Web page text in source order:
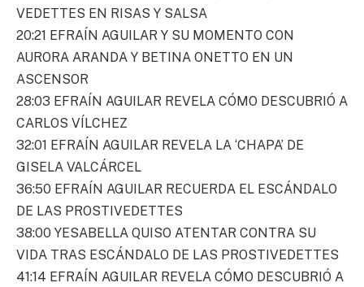
VEDETTES EN RISAS Y SALSA
20:21 EFRAÍN AGUILAR Y SU MOMENTO CON
AURORA ARANDA Y BETINA ONETTO EN UN
ASCENSOR
28:03 EFRAÍN AGUILAR REVELA CÓMO DESCUBRIÓ A
CARLOS VÍLCHEZ
32:01 EFRAÍN AGUILAR REVELA LA ‘CHAPA’ DE
GISELA VALCÁRCEL
36:50 EFRAÍN AGUILAR RECUERDA EL ESCÁNDALO
DE LAS PROSTIVEDETTES
38:00 YESABELLA QUISO ATENTAR CONTRA SU
VIDA TRAS ESCÁNDALO DE LAS PROSTIVEDETTES
41:14 EFRAÍN AGUILAR REVELA CÓMO DESCUBRIÓ A